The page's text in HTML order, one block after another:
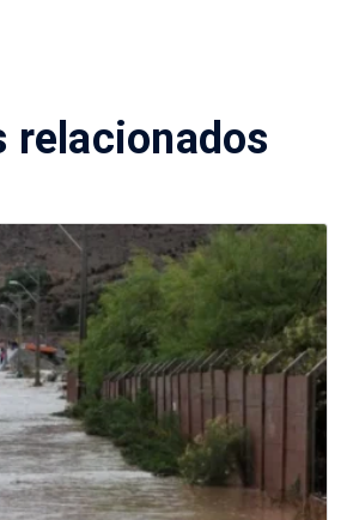
relacionados